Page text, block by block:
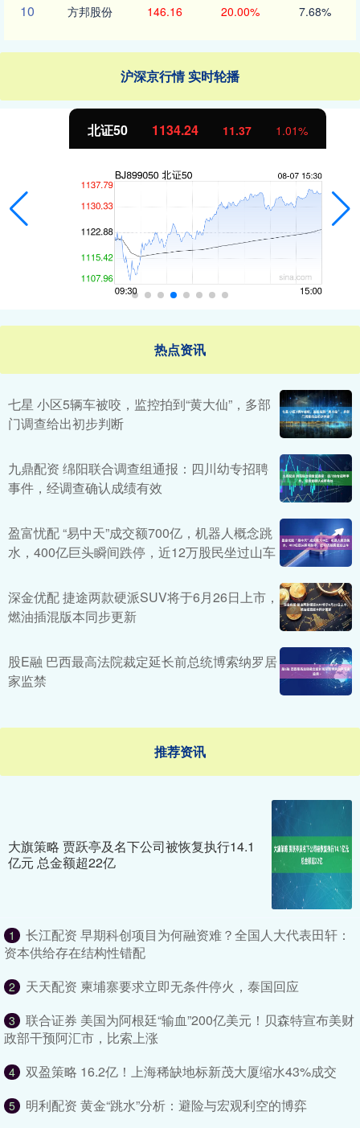
10 方邦股份 146.16 20.00% 7.68%
沪深京行情 实时轮播
北证50 1134.24 11.37 1.01%
热点资讯
七星 小区5辆车被咬，监控拍到“黄大仙”，多部
门调查给出初步判断
九鼎配资 绵阳联合调查组通报：四川幼专招聘
事件，经调查确认成绩有效
盈富忧配 “易中天”成交额700亿，机器人概念跳
水，400亿巨头瞬间跌停，近12万股民坐过山车
深金优配 捷途两款硬派SUV将于6月26日上市，
燃油插混版本同步更新
股E融 巴西最高法院裁定延长前总统博索纳罗居
家监禁
推荐资讯
大旗策略 贾跃亭及名下公司被恢复执行14.1
亿元 总金额超22亿
1
长江配资 早期科创项目为何融资难？全国人大代表田轩：
资本供给存在结构性错配
2 天天配资 柬埔寨要求立即无条件停火，泰国回应
3
联合证券 美国为阿根廷“输血”200亿美元！贝森特宣布美财
政部干预阿汇市，比索上涨
4 双盈策略 16.2亿！上海稀缺地标新茂大厦缩水43%成交
5 明利配资 黄金“跳水”分析：避险与宏观利空的博弈